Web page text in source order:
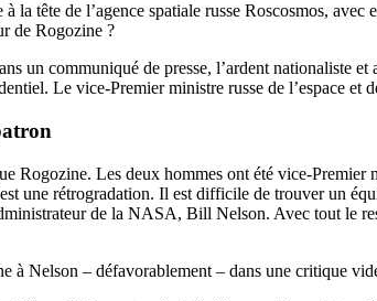
la tête de l’agence spatiale russe Roscosmos,
de Rogozine ?
un communiqué de presse, l’ardent nationaliste
Le vice-Premier ministre russe de l’espace
Rogozine. Les deux hommes ont été vice-
une rétrogradation. Il est difficile de trouver un
de la NASA, Bill Nelson. Avec tout le
Nelson – défavorablement – dans une critique